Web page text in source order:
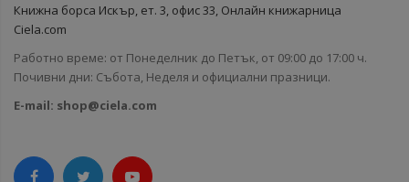
Книжна борса Искър, ет. 3, офис 33, Онлайн книжарница
Ciela.com
Работно време: от Понеделник до Петък, от 09:00 до 17:00 ч.
Почивни дни: Събота, Неделя и официални празници.
E-mail: shop@ciela.com